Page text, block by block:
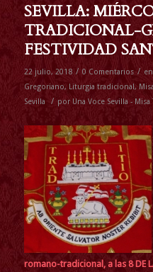
SEVILLA:
TRADICIONAL-
FESTIVIDAD
22 julio, 2018 / 0 Comentarios / en
Gregoriano, Liturgia tradicional,
Sevilla
/ por Una Voce Sevilla -
romano-tradicional, a las 8 DE